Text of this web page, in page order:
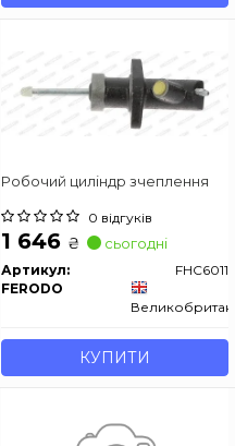
Робочий циліндр зчеплення
0 відгуків
1 646 ₴ сьогодні
Артикул:
FHC6011
FERODO
КУПИТИ